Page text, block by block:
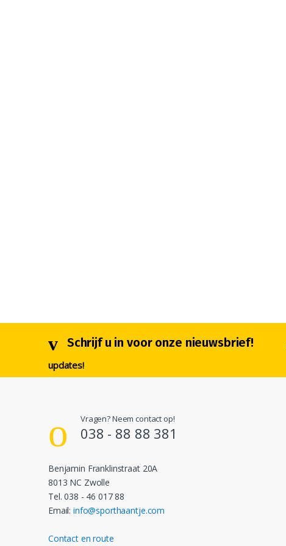
Schrijf u in voor onze nieuwsbrief!
updates!
Vragen? Neem contact op!
038 - 88 88 381
Benjamin Franklinstraat 20A
8013 NC Zwolle
Tel. 038 - 46 017 88
Email:info@sporthaantje.com
Contact en route